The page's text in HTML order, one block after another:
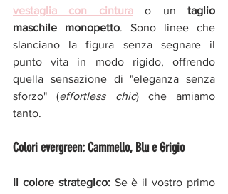
vestaglia con cintura o un taglio
maschile monopetto. Sono linee che
slanciano la figura senza segnare il
punto vita in modo rigido, offrendo
quella sensazione di "eleganza senza
sforzo" (effortless chic) che amiamo
tanto.
Colori evergreen: Cammello, Blu e Grigio
Il colore strategico: Se è il vostro primo